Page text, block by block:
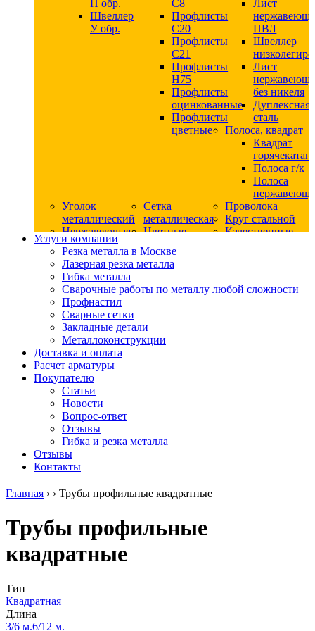
П обр.
Швеллер
У обр.
С8
Профлисты
С20
Профлисты
C21
Профлисты
Н75
Профлисты
оцинкованные
Профлисты
цветные
Лист
ПВЛ
Швеллер
Лист
без никеля
Дуплексная
сталь
Полоса, квадрат
Квадрат
Полоса г/к
Полоса
Уголок
металлический
Сетка
металлическая
Проволока
Круг стальной
Нержавеющая
сталь
Квадрат
нержавеющий
никельсодержащий
Круг
нержавеющий
безникелевый
жаропрочный
Круг
нержавеющий
никельсодержащий
Шестигранник
нержавеющий
никельсодержащий
Шестигранник
нержавеющий
безникелевый
никельсодержащий
нержавеющие
электросварные
AISI
прямоугольные
Цветные
Шестигранник
дюралевый
дюралевый
рифленый
профиль
алюминиевый
Качественные
Услуги компании
Резка металла в Москве
Лазерная резка металла
Гибка металла
Сварочные работы по металлу любой сложности
Профнастил
Сварные сетки
Закладные детали
Металлоконструкции
Доставка и оплата
Расчет арматуры
Покупателю
Статьи
Новости
Вопрос-ответ
Отзывы
Гибка и резка металла
Отзывы
Контакты
Главная › › Трубы профильные квадратные
Трубы профильные
квадратные
Тип
Квадратная
Длина
3/6 м.6/12 м.